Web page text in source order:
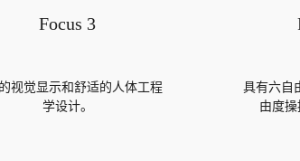
Focus 3
视觉显示和舒适的人体工程
学设计。
具有六自
由度操